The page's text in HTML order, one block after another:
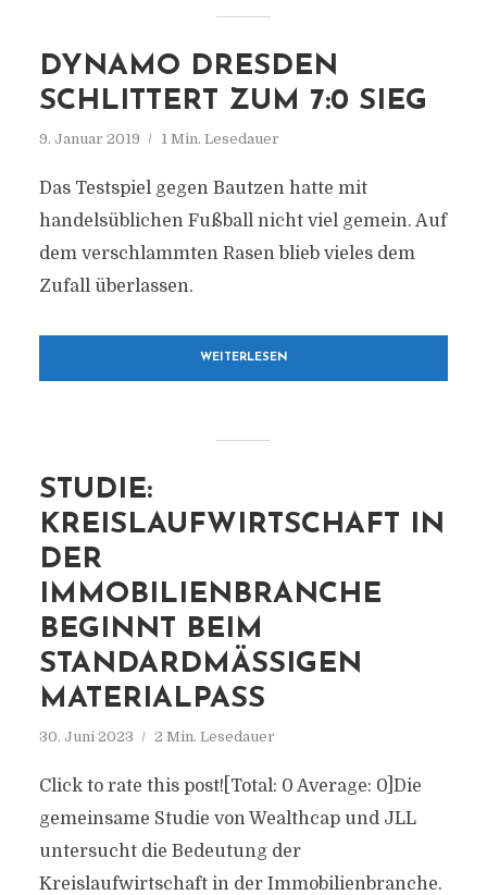
DYNAMO DRESDEN
SCHLITTERT ZUM 7:0 SIEG
9. Januar 2019 1 Min. Lesedauer
Das Testspiel gegen Bautzen hatte mit
handelsüblichen Fußball nicht viel gemein. Auf
dem verschlammten Rasen blieb vieles dem
Zufall überlassen.
WEITERLESEN
STUDIE:
KREISLAUFWIRTSCHAFT IN
DER
IMMOBILIENBRANCHE
BEGINNT BEIM
STANDARDMÄSSIGEN M
ATERIALPASS
30. Juni 2023 2 Min. Lesedauer
Click to rate this post![Total: 0 Average: 0]Die
gemeinsame Studie von Wealthcap und JLL
untersucht die Bedeutung der
Kreislaufwirtschaft in der Immobilienbranche.